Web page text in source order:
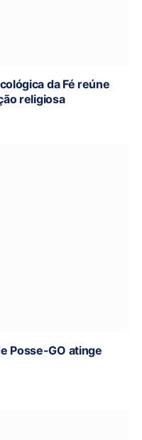
da Fé reúne
religiosa
Posse-GO atinge